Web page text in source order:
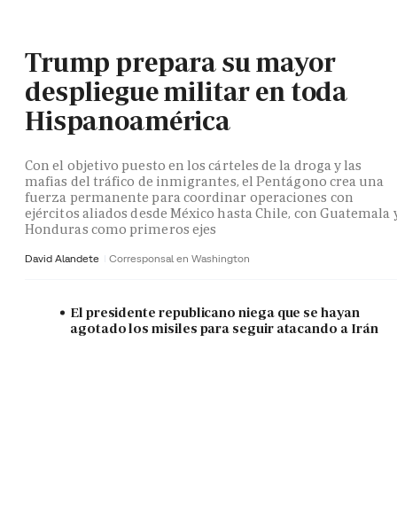
Trump prepara su mayor
despliegue militar en toda
Hispanoamérica
Con el objetivo puesto en los cárteles de la droga y las
mafias del tráfico de inmigrantes, el Pentágono crea una
fuerza permanente para coordinar operaciones con
ejércitos aliados desde México hasta Chile, con Guatemala
Honduras como primeros ejes
David Alandete Corresponsal en Washington
El presidente republicano niega que se hayan
agotado los misiles para seguir atacando a Irán